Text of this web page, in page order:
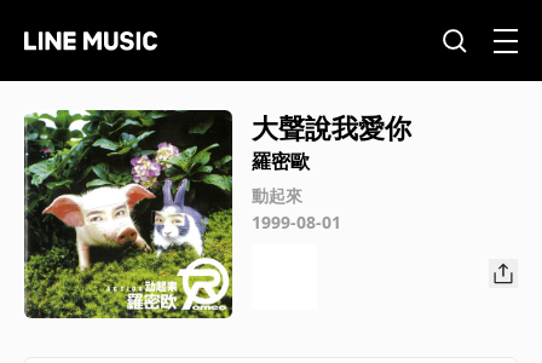
大聲說我愛你
羅密歐
動起來
1999-08-01